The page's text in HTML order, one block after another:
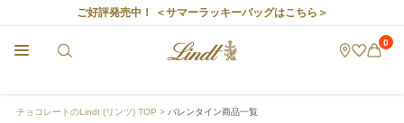
ご好評発売中！ ＜サマーラッキーバッグはこちら＞
0
チョコレートのLindt (リンツ) TOP バレンタイン商品一覧